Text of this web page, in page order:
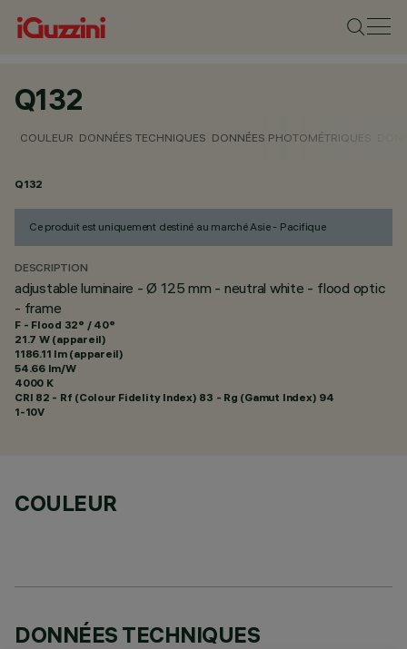
Q132
COULEUR DONNÉES TECHNIQUES DONNÉES PHOTOMÉTRIQUES
Q132
Ce produit est uniquement destiné au marché Asie - Pacifique
DESCRIPTION
adjustable luminaire - Ø 125 mm - neutral white - flood optic
- frame
F - Flood 32° / 40°
21.7 W (appareil)
1186.11 lm (appareil)
54.66 lm/W
4000 K
CRI 82 - Rf (Colour Fidelity Index) 83 - Rg (Gamut Index) 94
1-10V
COULEUR
DONNÉES TECHNIQUES